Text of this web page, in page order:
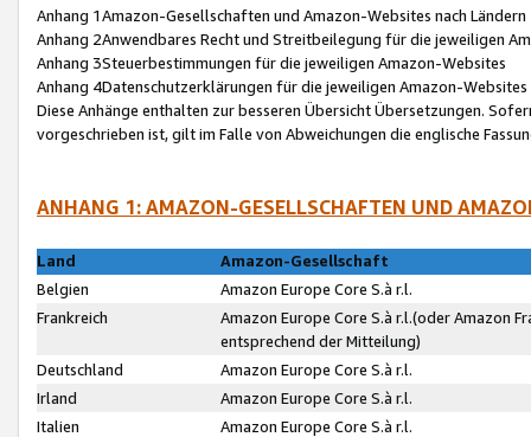
Anhang 1Amazon-Gesellschaften und Amazon-Websites nach Ländern
Anhang 2Anwendbares Recht und Streitbeilegung für die jeweiligen
Anhang 3Steuerbestimmungen für die jeweiligen Amazon-Websites
Anhang 4Datenschutzerklärungen für die jeweiligen Amazon-Websites
Diese Anhänge enthalten zur besseren Übersicht Übersetzungen.
vorgeschrieben ist, gilt im Falle von Abweichungen die englische
ANHANG 1: AMAZON-GESELLSCHAFTEN UND
Land
Amazon-Gesellschaft
Belgien
Amazon Europe Core S.à r.l.
Frankreich
Amazon Europe Core S.à r.l.(oder Amazon
entsprechend der Mitteilung)
Deutschland
Amazon Europe Core S.à r.l.
Irland
Amazon Europe Core S.à r.l.
Italien
Amazon Europe Core S.à r.l.